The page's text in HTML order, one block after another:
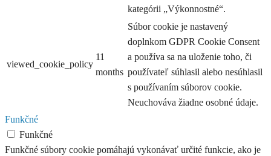
kategórii „Výkonnostné“.
viewed_cookie_policy
11
months
Súbor cookie je nastavený
doplnkom GDPR Cookie Consent
a používa sa na uloženie toho, či
používateľ súhlasil alebo nesúhlasil
s používaním súborov cookie.
Neuchováva žiadne osobné údaje.
Funkčné
Funkčné
Funkčné súbory cookie pomáhajú vykonávať určité funkcie, ako je